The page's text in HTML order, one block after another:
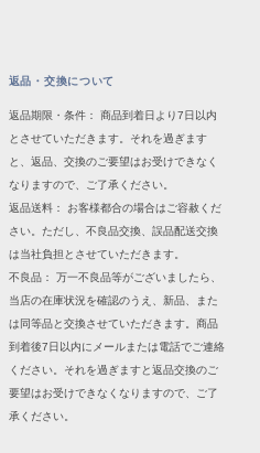
返品・交換について
返品期限・条件： 商品到着日より7日以内
とさせていただきます。それを過ぎます
と、返品、交換のご要望はお受けできなく
なりますので、ご了承ください。
返品送料： お客様都合の場合はご容赦くだ
さい。ただし、不良品交換、誤品配送交換
は当社負担とさせていただきます。
不良品： 万一不良品等がございましたら、
当店の在庫状況を確認のうえ、新品、また
は同等品と交換させていただきます。商品
到着後7日以内にメールまたは電話でご連絡
ください。それを過ぎますと返品交換のご
要望はお受けできなくなりますので、ご了
承ください。